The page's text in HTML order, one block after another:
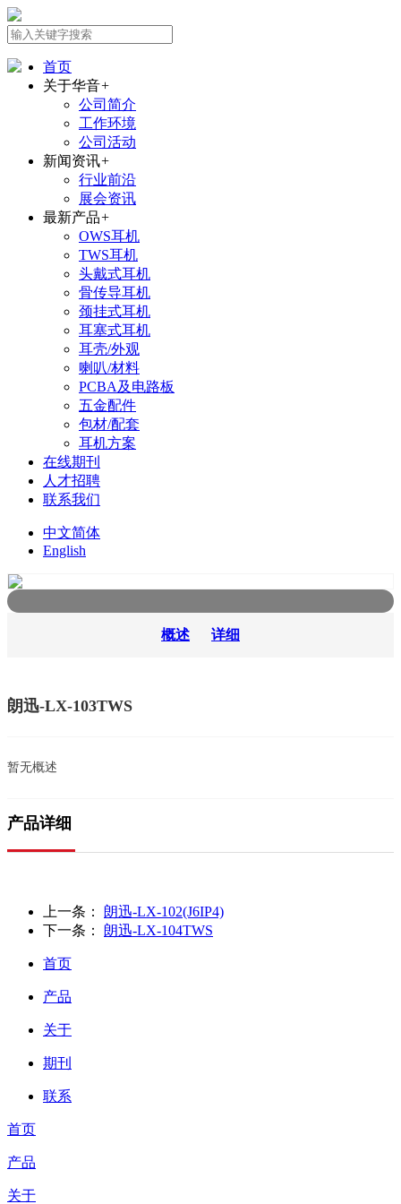
首页
关于华音+
公司简介
工作环境
公司活动
新闻资讯+
行业前沿
展会资讯
最新产品+
OWS耳机
TWS耳机
头戴式耳机
骨传导耳机
颈挂式耳机
耳塞式耳机
耳壳/外观
喇叭/材料
PCBA及电路板
五金配件
包材/配套
耳机方案
在线期刊
人才招聘
联系我们
中文简体
English
概述 详细
朗迅-LX-103TWS
暂无概述
产品详细
上一条： 朗迅-LX-102(J6IP4)
下一条： 朗迅-LX-104TWS
首页
产品
关于
期刊
联系
首页
产品
关于